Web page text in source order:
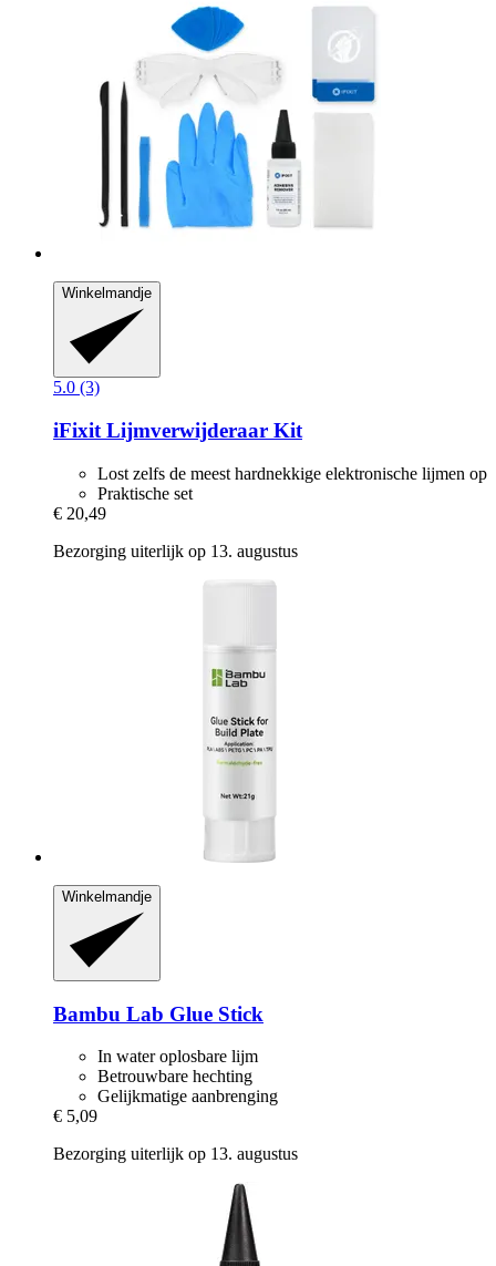
Winkelmandje
5.0 (3)
iFixit Lijmverwijderaar Kit
Lost zelfs de meest hardnekkige elektronische lijmen op
Praktische set
€ 20,49
Bezorging uiterlijk op 13. augustus
Winkelmandje
Bambu Lab Glue Stick
In water oplosbare lijm
Betrouwbare hechting
Gelijkmatige aanbrenging
€ 5,09
Bezorging uiterlijk op 13. augustus